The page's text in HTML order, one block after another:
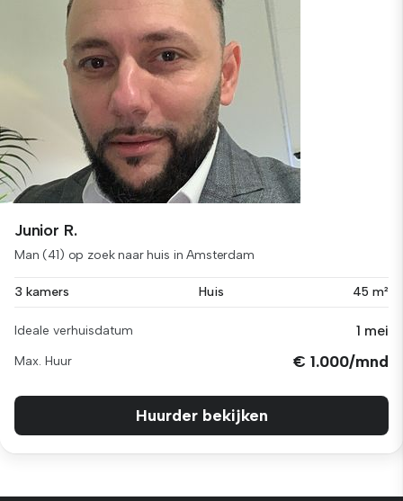
Junior R.
Man (41) op zoek naar huis in Amsterdam
3 kamers Huis 45 m²
Ideale verhuisdatum 1 mei
Max. Huur € 1.000/mnd
Huurder bekijken